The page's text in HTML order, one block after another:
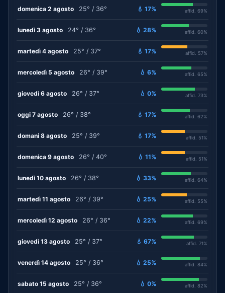
domenica 2 agosto 25° / 36° 💧 17% affid. 69%
lunedì 3 agosto 24° / 36° 💧 28% affid. 60%
martedì 4 agosto 25° / 37° 💧 17% affid. 57%
mercoledì 5 agosto 26° / 39° 💧 6% affid. 65%
giovedì 6 agosto 26° / 37° 💧 0% affid. 73%
oggi 7 agosto 26° / 38° 💧 17% affid. 62%
domani 8 agosto 25° / 39° 💧 17% affid. 51%
domenica 9 agosto 26° / 40° 💧 11% affid. 51%
lunedì 10 agosto 26° / 38° 💧 33% affid. 64%
martedì 11 agosto 26° / 39° 💧 25% affid. 55%
mercoledì 12 agosto 26° / 36° 💧 22% affid. 69%
giovedì 13 agosto 25° / 37° 💧 67% affid. 71%
venerdì 14 agosto 25° / 36° 💧 25% affid. 84%
sabato 15 agosto 25° / 36° 💧 0% affid. 82%